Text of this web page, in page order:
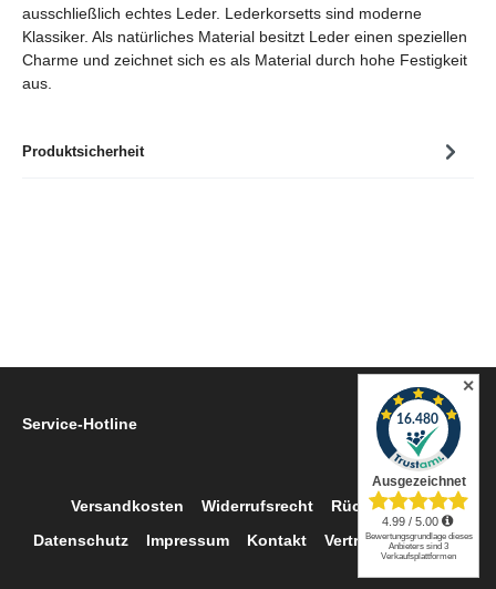
Produktsicherheit
ausschließlich echtes Leder. Lederkorsetts sind moderne
Klassiker. Als natürliches Material besitzt Leder einen speziellen
Charme und zeichnet sich es als Material durch hohe Festigkeit
aus.
Service-Hotline
Versandkosten Widerrufsrecht
Rückgabe
Datenschutz
Impressum Kontakt Vertrag widerrufen
✕